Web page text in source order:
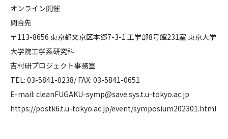
オンライン開催
問合先
〒113-8656 東京都文京区本郷7-3-1 工学部8号館231室 東京大学
大学院工学系研究科
吉村研プロジェクト事務室
TEL: 03-5841-0238/ FAX: 03-5841-0651
E-mail: cleanFUGAKU-symp@save.sys.t.u-tokyo.ac.jp
https://postk6.t.u-tokyo.ac.jp/event/symposium202301.html